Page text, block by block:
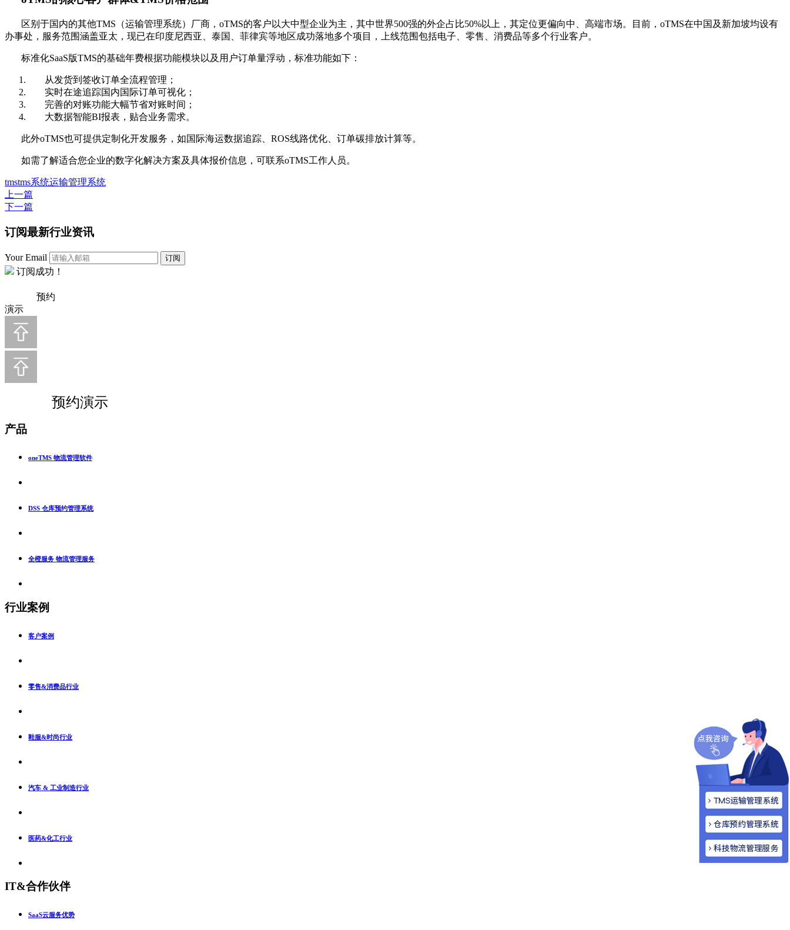
区别于国内的其他TMS（运输管理系统）厂商，oTMS的客户以大中型企业为主，其中世界500强的外企占比50%以上，其定位更偏向中、高端市场。目前，oTMS在中国及新加坡均设有
办事处，服务范围涵盖亚太，现已在印度尼西亚、泰国、菲律宾等地区成功落地多个项目，上线范围包括电子、零售、消费品等多个行业客户。
标准化SaaS版TMS的基础年费根据功能模块以及用户订单量浮动，标准功能如下：
从发货到签收订单全流程管理；
实时在途追踪国内国际订单可视化；
完善的对账功能大幅节省对账时间；
大数据智能BI报表，贴合业务需求。
此外oTMS也可提供定制化开发服务，如国际海运数据追踪、ROS线路优化、订单碳排放计算等。
如需了解适合您企业的数字化解决方案及具体报价信息，可联系oTMS工作人员。
tmstms系统运输管理系统
上一篇
下一篇
订阅最新行业资讯
Your Email 订阅
订阅成功！
预约
演示
预约演示
产品
oneTMS 物流管理软件
DSS 仓库预约管理系统
全橙服务 物流管理服务
行业案例
客户案例
零售&消费品行业
鞋服&时尚行业
汽车 & 工业制造行业
医药&化工行业
IT&合作伙伴
SaaS云服务优势